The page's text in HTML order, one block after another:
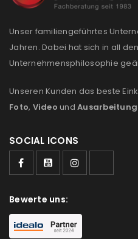
Unser familiengeführtes
Jahren. Dabei hat sich in all
Unternehmensphilosophie
Unseren Kunden das beste
Foto, Video und Ausarbeitung
SOCIAL ICONS
Bewerte uns: